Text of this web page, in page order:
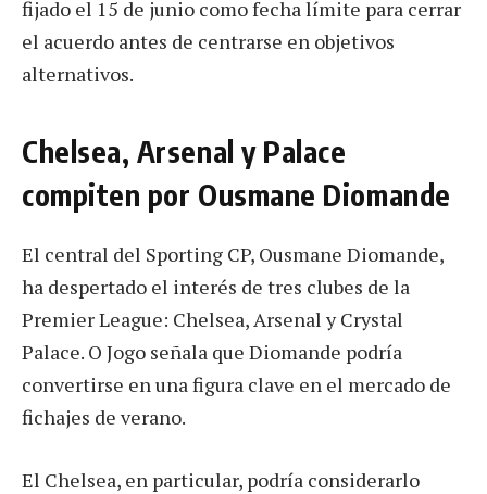
fijado el 15 de junio como fecha límite para cerrar
el acuerdo antes de centrarse en objetivos
alternativos.
Chelsea, Arsenal y Palace
compiten por Ousmane Diomande
El central del Sporting CP, Ousmane Diomande,
ha despertado el interés de tres clubes de la
Premier League: Chelsea, Arsenal y Crystal
Palace. O Jogo señala que Diomande podría
convertirse en una figura clave en el mercado de
fichajes de verano.
El Chelsea, en particular, podría considerarlo